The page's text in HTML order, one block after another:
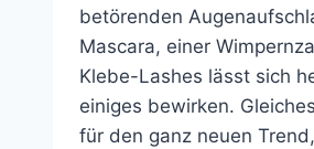
betörenden
Mascara, einer
Klebe-Lashes lässt sich
einiges bewirken.
für den ganz neuen